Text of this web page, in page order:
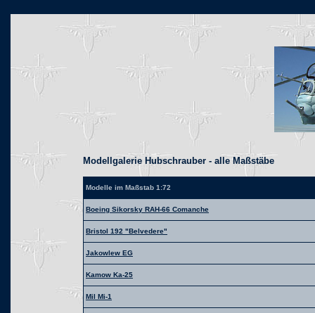
Modellgalerie Hubschrauber - alle Maßstäbe
Modelle im Maßstab 1:72
Boeing Sikorsky RAH-66 Comanche
Bristol 192 "Belvedere"
Jakowlew EG
Kamow Ka-25
Mil Mi-1